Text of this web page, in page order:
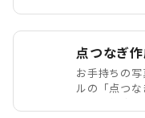
点つなぎ
お手持ちの
ルの「点つ